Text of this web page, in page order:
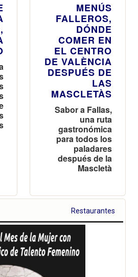
MENÚS
FALLEROS,
DÓNDE
COMER EN
EL CENTRO
DE VALÈNCIA
DESPUÉS DE
LAS
MASCLETÀS
Sabor a Fallas,
una ruta
gastronómica
para todos los
paladares
después de la
Mascletà
Restaurantes